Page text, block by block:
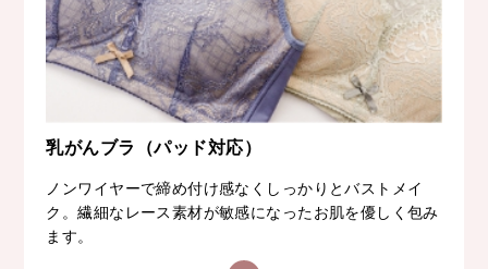
乳がんブラ（パッド対応）
ノンワイヤーで締め付け感なくしっかりとバストメイ
ク。繊細なレース素材が敏感になったお肌を優しく包み
ます。